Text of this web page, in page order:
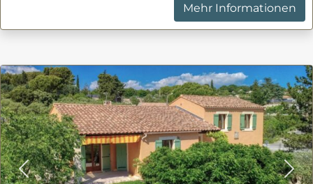
Mehr Informationen
Previous